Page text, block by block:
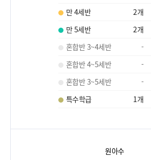
만 4세반
2개
만 5세반
2개
혼합반 3~4세반
-
혼합반 4~5세반
-
혼합반 3~5세반
-
특수학급
1개
원아수